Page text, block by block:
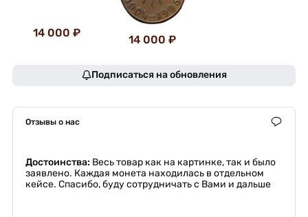
14 000 ₽
14 000 ₽
Подписаться на обновления
Отзывы о нас
Достоинства: Весь товар как на картинке, так и было
заявлено. Каждая монета находилась в отдельном
кейсе. Спасибо, буду сотрудничать с Вами и дальше